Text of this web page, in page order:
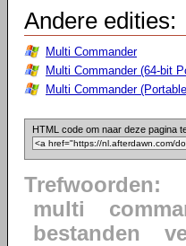
Andere edities:
Multi Commander
Multi Commander (64-bit
Multi Commander
HTML code om naar deze pagina
Trefwoorden:
multi
bestanden